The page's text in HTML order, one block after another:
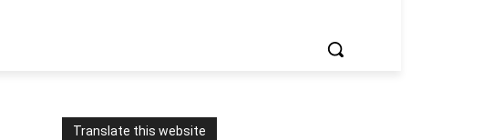
Translate this website